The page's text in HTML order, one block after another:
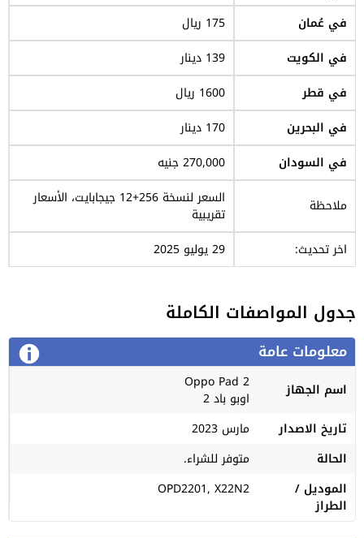
في عُمان
175 ريال
في الكويت
139 دينار
في قطر
1600 ريال
في البحرين
170 دينار
في السودان
270,000 جنيه
ملاحظة
السعر لنسخة 256+12 جيجابايت، الأسعار
تقريبية
اخر تحديث:
29 يوليو 2025
جدول المواصفات الكاملة
معلومات عامة
اسم الجهاز Oppo Pad 2
اوبو باد 2
تاريخ الاصدار
مارس 2023
الحالة
متوفر للشراء.
الموديل /
الطراز
OPD2201, X22N2